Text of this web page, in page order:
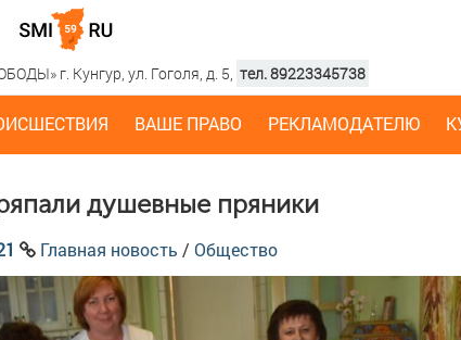
г. Кунгур, ул. Гоголя, д. 5, тел. 89223345738
ВАШЕ ПРАВО РЕКЛАМОДАТЕЛЮ
душевные пряники
Главная новость / Общество